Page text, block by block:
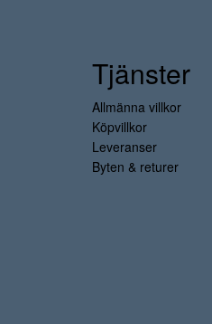
Tjänster
Allmänna villkor
Köpvillkor
Leveranser
Byten & returer